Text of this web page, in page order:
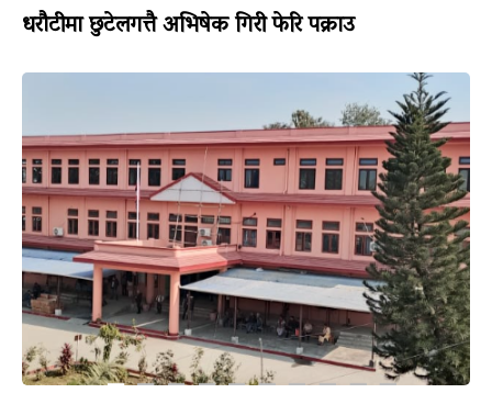
धरौटीमा छुटेलगत्तै अभिषेक गिरी फेरि पक्राउ